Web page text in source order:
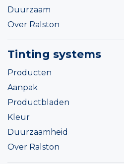
Duurzaam
Over Ralston
Tinting systems
Producten
Aanpak
Productbladen
Kleur
Duurzaamheid
Over Ralston